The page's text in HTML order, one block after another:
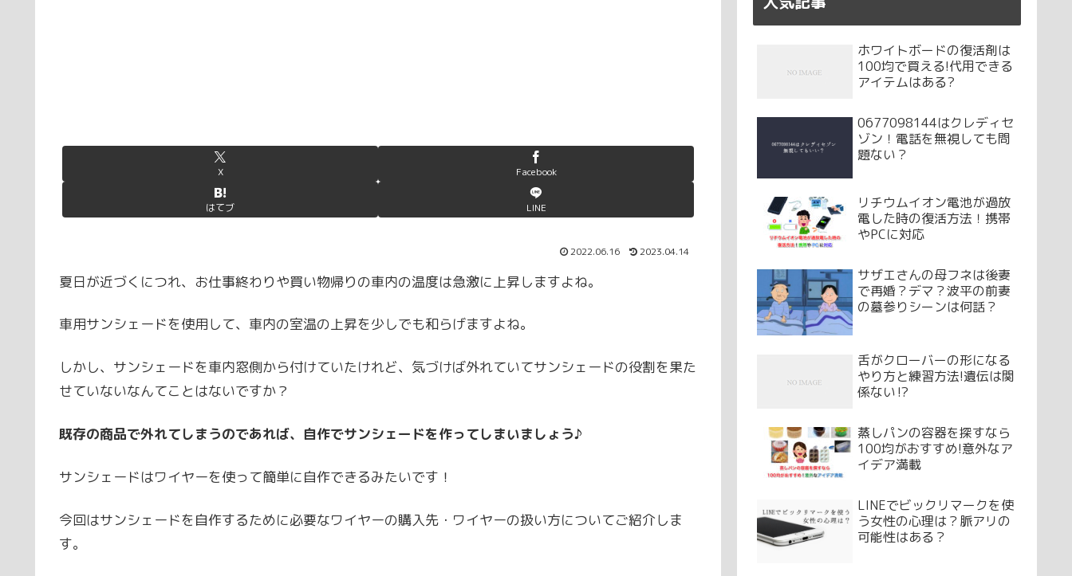
X Facebook
はてブ LINE
2022.06.16 2023.04.14
夏日が近づくにつれ、お仕事終わりや買い物帰りの車内の温度は急激に上昇しますよね。
車用サンシェードを使用して、車内の室温の上昇を少しでも和らげますよね。
しかし、サンシェードを車内窓側から付けていたけれど、気づけば外れていてサンシェードの役割を果た
せていないなんてことはないですか？
既存の商品で外れてしまうのであれば、自作でサンシェードを作ってしまいましょう♪
サンシェードはワイヤーを使って簡単に自作できるみたいです！
今回はサンシェードを自作するために必要なワイヤーの購入先・ワイヤーの扱い方についてご紹介しま
す。
ホワイトボードの復活剤は
100均で買える!代用できる
アイテムはある?
0677098144はクレディセ
ゾン！電話を無視しても問
題ない？
リチウムイオン電池が過放
電した時の復活方法！携帯
やPCに対応
サザエさんの母フネは後妻
で再婚？デマ？波平の前妻
の墓参りシーンは何話？
舌がクローバーの形になる
やり方と練習方法!遺伝は関
係ない⁉
蒸しパンの容器を探すなら
100均がおすすめ!意外なア
イデア満載
LINEでビックリマークを使
う女性の心理は？脈アリの
可能性はある？